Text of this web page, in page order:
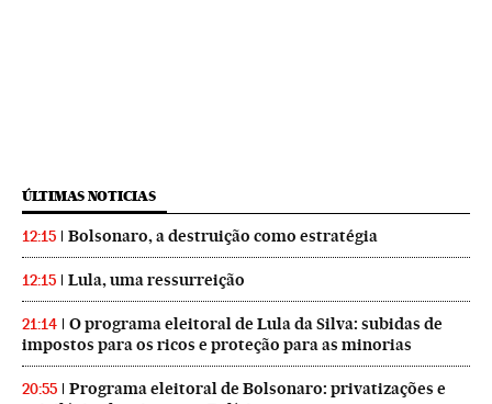
ÚLTIMAS NOTICIAS
12:15 Bolsonaro, a destruição como estratégia
12:15 Lula, uma ressurreição
21:14
O programa eleitoral de Lula da Silva: subidas de
impostos para os ricos e proteção para as minorias
20:55
Programa eleitoral de Bolsonaro: privatizações e